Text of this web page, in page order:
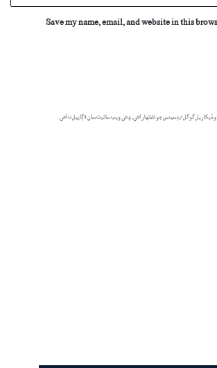
Save my name, email, and website in this
ڏيکاريل گوگل ايڊسينس جو اشتهار آهي، ۽ هي ويب سائيٽ سان لاڳاپيل نه آهي.